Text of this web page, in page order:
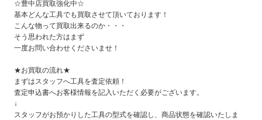
☆豊中店買取強化中☆
基本どんな工具でも買取させて頂いております！
こんな物って買取出来るのか・・・
そう思われた方はまず
一度お問い合わせくださいませ！
★お買取の流れ★
まずはスタッフへ工具を査定依頼！
査定申込書へお客様情報を記入いただく必要がございます。
↓
スタッフがお預かりした工具の型式を確認し、商品状態を確認いたしま